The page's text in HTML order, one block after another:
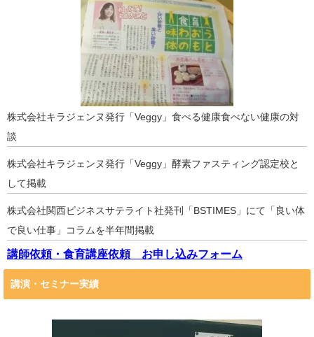
株式会社キラジェンヌ発行「Veggy」食べる健康食べない健康の対
談
株式会社キラジェンヌ発行「Veggy」酵素ファスティング認定校と
して掲載
株式会社関西ビジネスサテライト社発刊「BSTIMES」にて「良い体
で良い仕事」コラムを半年間掲載
講師依頼・食育講座依頼 お申し込みフォーム
講演・セミナー実績